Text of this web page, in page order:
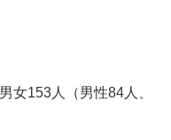
女153人（男性84人、